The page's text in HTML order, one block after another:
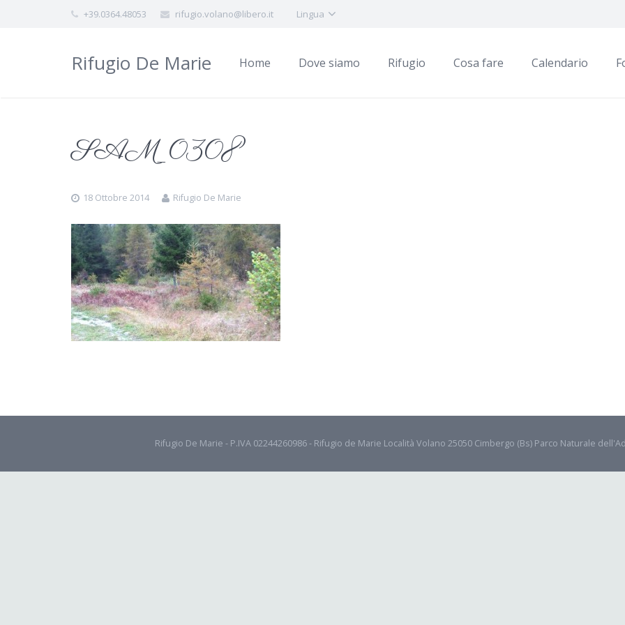
+39.0364.48053 rifugio.volano@libero.it Lingua
Rifugio De Marie Home Dove siamo Rifugio Cosa fare Calendario
SAM_0308
18 Ottobre 2014 Rifugio De Marie
Rifugio De Marie - P.IVA 02244260986 - Rifugio de Marie Località Volano 25050 Cimbergo (Bs) Parco Naturale